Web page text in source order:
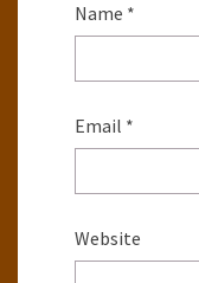
Name *
Email *
Website